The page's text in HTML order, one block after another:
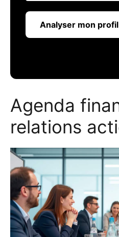
Analyser mon profil
Agenda
relations